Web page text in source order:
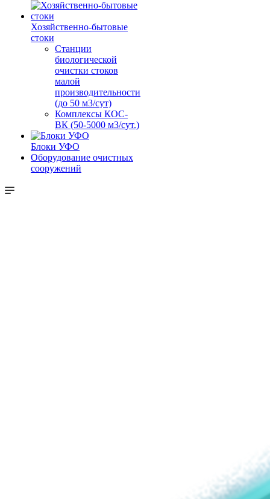
Хозяйственно-бытовые
стоки
Станции
биологической
очистки стоков
малой
производительности
(до 50 м3/сут)
Комплексы КОС-
ВК (50-5000 м3/сут.)
Блоки УФО
Оборудование очистных
сооружений